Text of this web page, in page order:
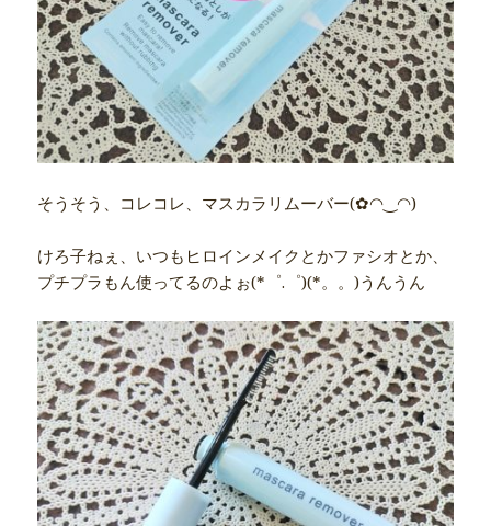
そうそう、コレコレ、マスカラリムーバー(✿◠‿◠)
けろ子ねぇ、いつもヒロインメイクとかファシオとか、
プチプラもん使ってるのよぉ(*゜.゜)(*。。)うんうん